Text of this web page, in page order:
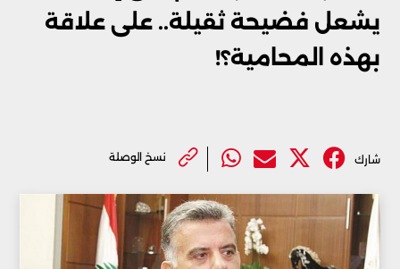
يشعل فضيحة ثقيلة.. على علاقة
بهذه المحامية؟!
شارك نسخ الوصلة